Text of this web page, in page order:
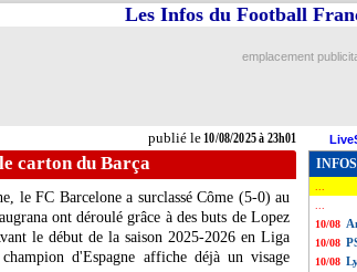
publié le10/08/2025 à 23h01
Les Infos du Football
emplacement
carton du Barça
le FC Barcelone a surclassé Côme (5-0) au
ont déroulé grâce à des buts de Lopez
le début de la saison 2025-2026 en Liga
d'Espagne affiche déjà un visage
10/08
10/08
10/08